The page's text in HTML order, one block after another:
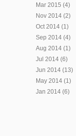
Mar 2015 (4)
Nov 2014 (2)
Oct 2014 (1)
Sep 2014 (4)
Aug 2014 (1)
Jul 2014 (6)
Jun 2014 (13)
May 2014 (1)
Jan 2014 (6)